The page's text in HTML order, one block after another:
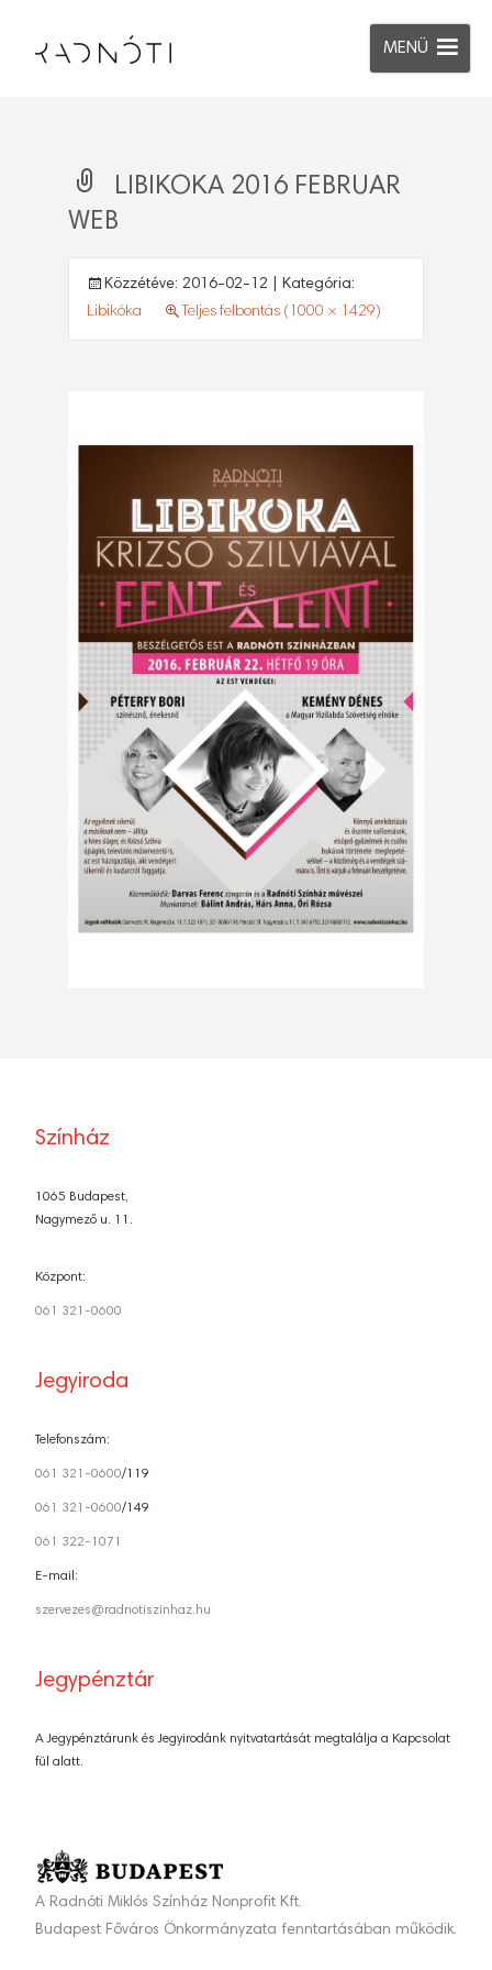
MENÜ
LIBIKOKA 2016 FEBRUAR
WEB
Közzétéve: 2016-02-12 | Kategória:
Libikóka
Teljes felbontás (1000 × 1429)
Színház
1065 Budapest,
Nagymező u. 11.
Központ:
061 321-0600
Jegyiroda
Telefonszám:
061 321-0600/119
061 321-0600/149
061 322-1071
E-mail:
szervezes@radnotiszinhaz.hu
Jegypénztár
A Jegypénztárunk és Jegyirodánk nyitvatartását megtalálja a Kapcsolat
fül alatt.
A Radnóti Miklós Színház Nonprofit Kft.
Budapest Főváros Önkormányzata fenntartásában működik.